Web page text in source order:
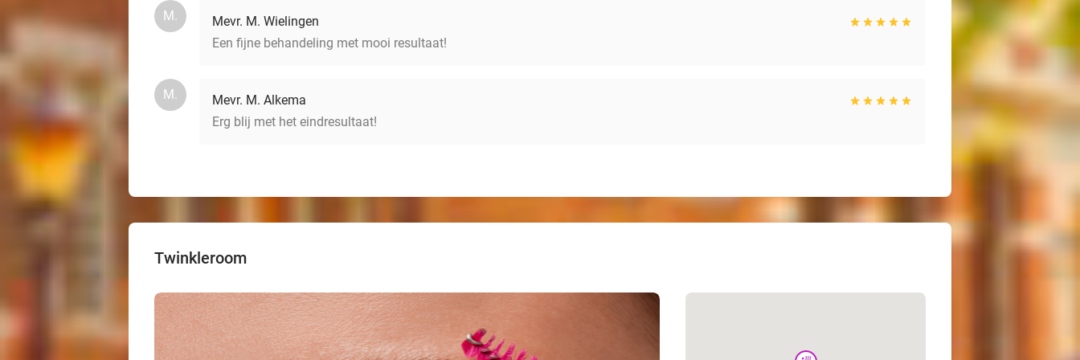
M.
Mevr. M. Wielingen
Een fijne behandeling met mooi resultaat!
M.
Mevr. M. Alkema
Erg blij met het eindresultaat!
Twinkleroom